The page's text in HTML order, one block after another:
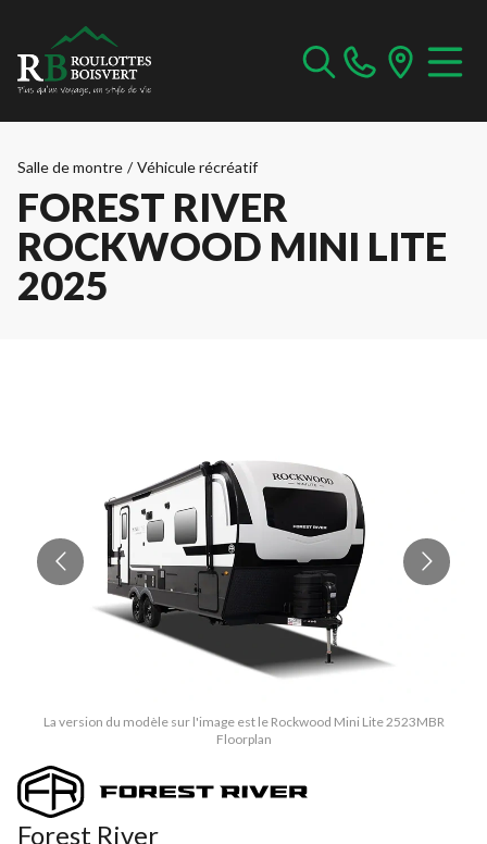
Salle de montre / Véhicule récréatif
FOREST RIVER
ROCKWOOD MINI LITE
2025
La version du modèle sur l'image est le Rockwood Mini Lite 2523MBR
Floorplan
Forest River